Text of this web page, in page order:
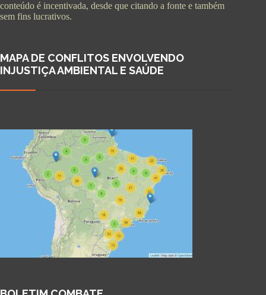
conteúdo é incentivada, desde que citando a fonte e também
sem fins lucrativos.
MAPA DE CONFLITOS ENVOLVENDO
INJUSTIÇA AMBIENTAL E SAÚDE